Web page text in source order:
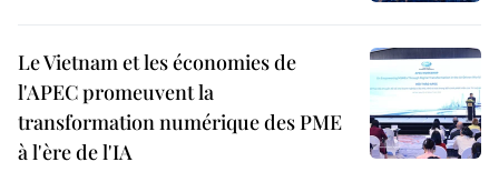
Le Vietnam et les économies de
l'APEC promeuvent la
transformation numérique des PME
à l'ère de l'IA